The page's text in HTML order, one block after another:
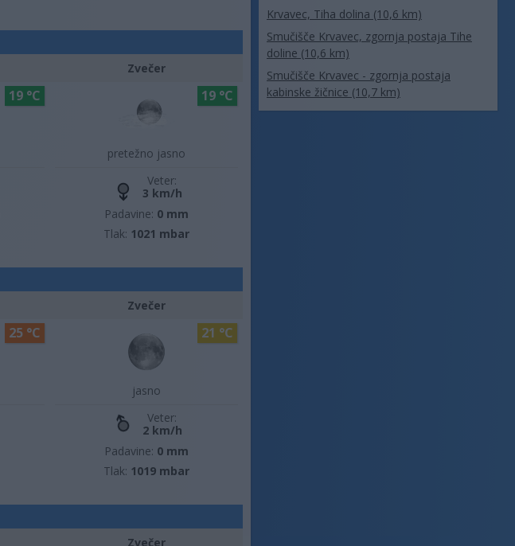
19 °C
Zvečer
pretežno jasno
19 °C
Veter:
3 km/h
Padavine: 0 mm
Tlak: 1021 mbar
25 °C
Zvečer
jasno
21 °C
Veter:
2 km/h
Padavine: 0 mm
Tlak: 1019 mbar
Zvečer
Krvavec, Tiha dolina (10,6 km)
Smučišče Krvavec, zgornja postaja Tihe
doline (10,6 km)
Smučišče Krvavec - zgornja postaja
kabinske žičnice (10,7 km)